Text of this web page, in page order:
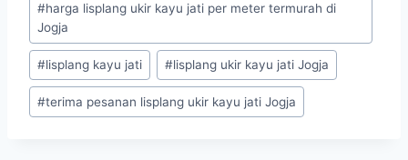
#harga lisplang ukir kayu jati per meter termurah di
Jogja
#lisplang kayu jati #lisplang ukir kayu jati Jogja
#terima pesanan lisplang ukir kayu jati Jogja